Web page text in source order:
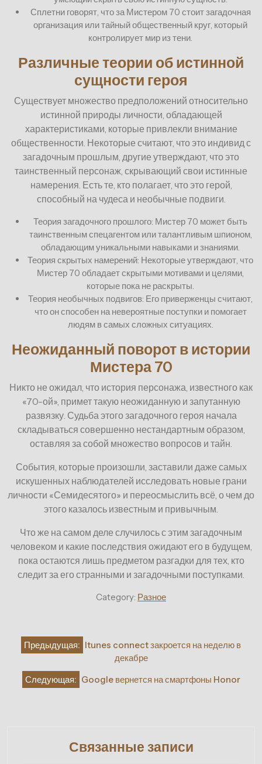
Сплетни говорят, что за Мистером 70 стоит загадочная
организация или тайный общественный круг, который
контролирует мир из тени.
Различные теории об истинной
сущности героя
Существует множество предположений относительно
истинной природы личности, обладающей
характеристиками, которые привлекли внимание
общественности. Некоторые считают, что это индивид с
загадочным прошлым, другие утверждают, что это
таинственный персонаж, скрывающий свои истинные
намерения. Есть те, кто полагает, что это герой,
способный на чудеса и необычные подвиги.
Теория загадочного прошлого: Мистер 70 может быть
таинственным спецагентом или талантливым шпионом,
обладающим уникальными навыками и знаниями.
Теория скрытых намерений: Некоторые утверждают, что
Мистер 70 обладает скрытыми мотивами и целями,
которые пока не раскрыты.
Теория необычных подвигов: Его приверженцы считают,
что он способен на невероятные поступки и помогает
людям в самых сложных ситуациях.
Неожиданный поворот в истории
Мистера 70
Никто не ожидал, что история персонажа, известного как
«70-ой», примет такую неожиданную и запутанную
развязку. Судьба этого загадочного героя начала
складываться совершенно нестандартным образом,
оставляя за собой множество вопросов и тайн.
События, которые произошли, заставили даже самых
искушенных наблюдателей исследовать новые грани
личности «Семидесятого» и переосмыслить всё, о чем до
этого казалось известным и привычным.
Что же на самом деле случилось с этим загадочным
человеком и какие последствия ожидают его в будущем,
пока остаются лишь предметом разгадки для тех, кто
следит за его странными и загадочными поступками.
Category: Разное
Навигация
по
записям
Предыдущая: Itunes connect закроется на неделю в
декабре
Следующая: Google вернется на смартфоны Honor
Связанные записи